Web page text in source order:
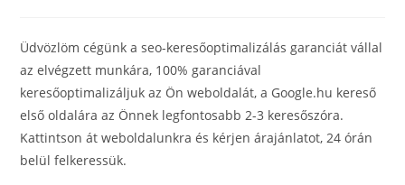
Üdvözlöm cégünk a seo-keresőoptimalizálás garanciát vállal
az elvégzett munkára, 100% garanciával
keresőoptimalizáljuk az Ön weboldalát, a Google.hu kereső
első oldalára az Önnek legfontosabb 2-3 keresőszóra.
Kattintson át weboldalunkra és kérjen árajánlatot, 24 órán
belül felkeressük.